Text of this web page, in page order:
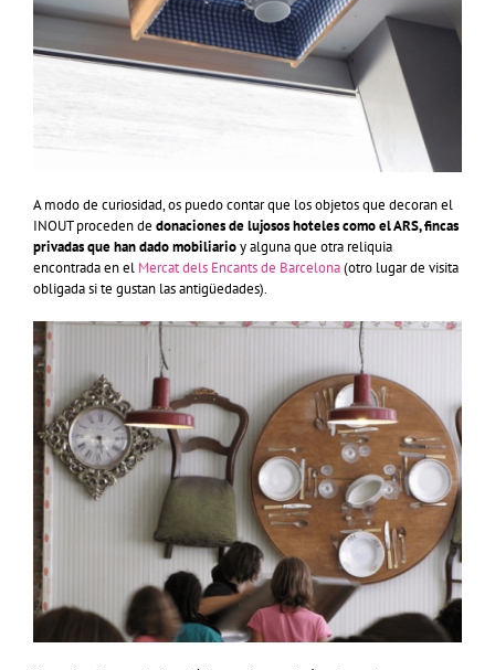
A modo de curiosidad, os puedo contar que los objetos que decoran el
INOUT proceden de donaciones de lujosos hoteles como el ARS, fincas
privadas que han dado mobiliarioy alguna que otra reliquia
encontrada en el Mercat dels Encants de Barcelona(otro lugar de visita
obligada si te gustan las antigüedades).